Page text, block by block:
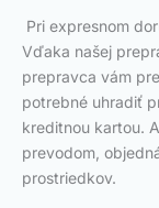
Pri expresnom
Vďaka našej
prepravca vám
potrebné uhradiť
kreditnou kartou.
prevodom,
prostriedkov.